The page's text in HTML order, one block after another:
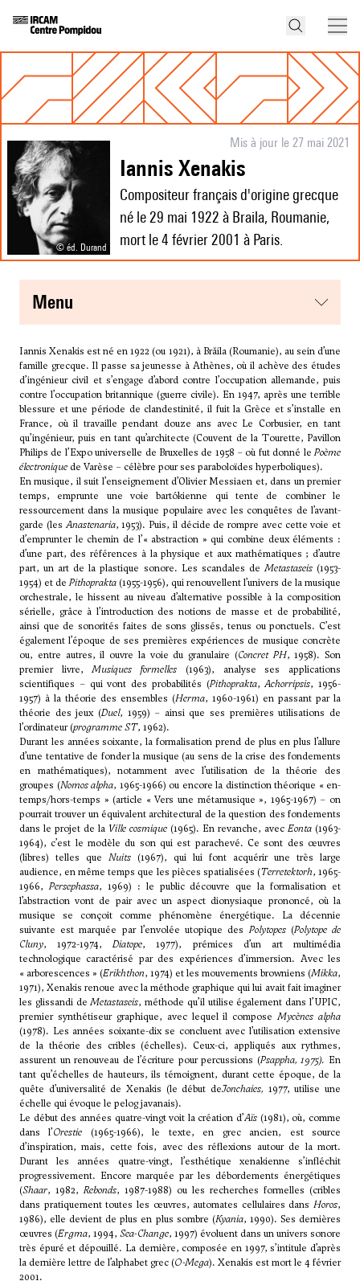
© éd. Durand
Mis à jour le 27 mai 2021
Iannis Xenakis
Compositeur français d'origine grecque
né le 29 mai 1922 à Braila, Roumanie,
mort le 4 février 2001 à Paris.
menu
Iannis Xenakis est né en 1922 (ou 1921), à Brăila (Roumanie), au sein d’une
famille grecque. Il passe sa jeunesse à Athènes, où il achève des études
d’ingénieur civil et s’engage d’abord contre l’occupation allemande, puis
contre l’occupation britannique (guerre civile). En 1947, après une terrible
blessure et une période de clandestinité, il fuit la Grèce et s’installe en
France, où il travaille pendant douze ans avec Le Corbusier, en tant
qu’ingénieur, puis en tant qu’architecte (Couvent de la Tourette, Pavillon
Philips de l’Expo universelle de Bruxelles de 1958 – où fut donné lePoème
électronique de Varèse – célèbre pour ses paraboloïdes hyperboliques).
En musique, il suit l’enseignement d’Olivier Messiaen et, dans un premier
temps, emprunte une voie bartókienne qui tente de combiner le
ressourcement dans la musique populaire avec les conquêtes de l’avant-
garde (lesAnastenaria, 1953). Puis, il décide de rompre avec cette voie et
d’emprunter le chemin de l’« abstraction » qui combine deux éléments :
d’une part, des références à la physique et aux mathématiques ; d’autre
part, un art de la plastique sonore. Les scandales de Metastaseis(1953-
1954) et dePithoprakta (1955-1956), qui renouvellent l’univers de la musique
orchestrale, le hissent au niveau d’alternative possible à la composition
sérielle, grâce à l’introduction des notions de masse et de probabilité,
ainsi que de sonorités faites de sons glissés, tenus ou ponctuels. C’est
également l’époque de ses premières expériences de musique concrète
ou, entre autres, il ouvre la voie du granulaire (Concret PH, 1958). Son
premier livre,Musiques formelles (1963), analyse ses applications
scientifiques – qui vont des probabilités (Pithoprakta,Achorripsis, 1956-
1957) à la théorie des ensembles (Herma, 1960-1961) en passant par la
théorie des jeux (Duel, 1959) – ainsi que ses premières utilisations de
l’ordinateur (programme ST, 1962).
Durant les années soixante, la formalisation prend de plus en plus l’allure
d’une tentative de fonder la musique (au sens de la crise des fondements
en mathématiques), notamment avec l’utilisation de la théorie des
groupes (Nomos alpha, 1965-1966) ou encore la distinction théorique « en-
temps/hors-temps » (article « Vers une métamusique », 1965-1967) – on
pourrait trouver un équivalent architectural de la question des fondements
dans le projet de la Ville cosmique (1965). En revanche, avec Eonta (1963-
1964), c’est le modèle du son qui est parachevé. Ce sont des œuvres
(libres) telles que Nuits (1967), qui lui font acquérir une très large
audience, en même temps que les pièces spatialisées (Terretektorh, 1965-
1966,Persephassa, 1969) : le public découvre que la formalisation et
l’abstraction vont de pair avec un aspect dionysiaque prononcé, où la
musique se conçoit comme phénomène énergétique. La décennie
suivante est marquée par l’envolée utopique desPolytopes(Polytope de
Cluny, 1972-1974,Diatope, 1977), prémices d’un art multimédia
technologique caractérisé par des expériences d’immersion. Avec les
« arborescences » (Erikhthon, 1974) et les mouvements browniens (Mikka,
1971), Xenakis renoue avec la méthode graphique qui lui avait fait imaginer
les glissandi deMetastaseis, méthode qu’il utilise également dans l’UPIC,
premier synthétiseur graphique, avec lequel il composeMycènes alpha
(1978). Les années soixante-dix se concluent avec l’utilisation extensive
de la théorie des cribles (échelles). Ceux-ci, appliqués aux rythmes,
assurent un renouveau de l’écriture pour percussions (Psappha, 1975). En
tant qu’échelles de hauteurs, ils témoignent, durant cette époque, de la
quête d’universalité de Xenakis (le début deJonchaies, 1977, utilise une
échelle qui évoque le pelog javanais).
Le début des années quatre-vingt voit la création d’Aïs (1981), où, comme
dans l’Orestie (1965-1966), le texte, en grec ancien, est source
d’inspiration, mais, cette fois, avec des réflexions autour de la mort.
Durant les années quatre-vingt, l’esthétique xenakienne s’infléchit
progressivement. Encore marquée par les débordements énergétiques
(Shaar, 1982, Rebonds, 1987-1988) ou les recherches formelles (cribles
dans pratiquement toutes les œuvres, automates cellulaires dans Horos,
1986), elle devient de plus en plus sombre (Kyania, 1990). Ses dernières
œuvres (Ergma, 1994, Sea-Change, 1997) évoluent dans un univers sonore
très épuré et dépouillé. La dernière, composée en 1997, s’intitule d’après
la dernière lettre de l’alphabet grec (O-Mega). Xenakis est mort le 4 février
2001.